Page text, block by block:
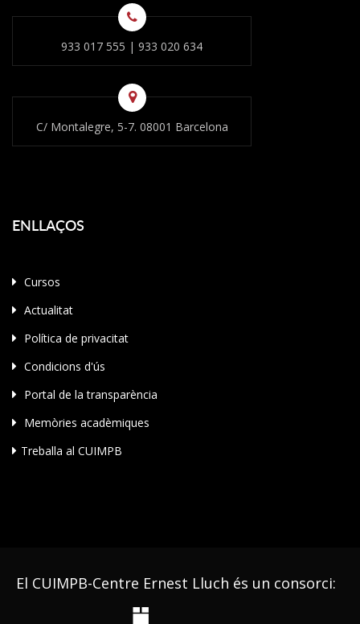
933 017 555 | 933 020 634
C/ Montalegre, 5-7. 08001 Barcelona
ENLLAÇOS
Cursos
Actualitat
Política de privacitat
Condicions d'ús
Portal de la transparència
Memòries acadèmiques
Treballa al CUIMPB
El CUIMPB-Centre Ernest Lluch és un consorci: